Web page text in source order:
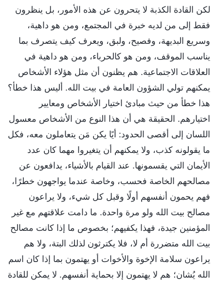
لكن القادة الكذبة لا يتحرون عن هذه الأمور، بل ينظرون
فقط إلى من لديه خبرة في المجتمع، ومن هو داهية،
وسريع البديهة، وفصيح، ولبق، ويعرف كيف يتصرف بما
يناسب الموقف، ومن هو كالحرباء، ومن هو داهية في
العلاقات الاجتماعية. هم يظنون أن مثل هؤلاء الأشخاص
يمكنهم تولي الشؤون العامة في بيت الله. أليس هذا خطأ؟
هذا خطأ من حيث مبادئ اختيار الأشخاص ومعايير
اختيارهم. الحقيقة هي أن هذا النوع من الأشخاص معسول
اللسان إلى أقصى الحدود: أيًا يكن مَن يتعاملون معه، فكل
ما يقولونه كذب، ولا يمكنهم أن يتغيروا مهما كان عدد
الأيمان التي يقسمونها. عند القيام بالأشياء، يدافعون عن
مصالحهم الخاصة فحسب، وخاصة عندما يواجهون خطرًا،
فهم يحمون أنفسهم أولًا وقبل كل شيء، ولا يراعون
مصالح بيت الله ولو مرة واحدة. ما دامت علاقتهم مع غير
المؤمنين جيدة، فهذا يكفيهم؛ بخصوص ما إذا كانت مصالح
بيت الله متضررة أم لا، فلا يكترثون لذلك البتة، ولا هم
يراعون سلامة الإخوة والأخوات أو يهتمون بما إذا كان اسم
الله يُشان؛ هم لا يهتمون إلا بحماية أنفسهم. لا يمكن للقادة